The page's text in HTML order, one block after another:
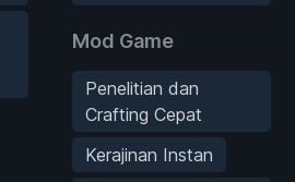
Mod Game
Penelitian dan
Crafting Cepat
Kerajinan Instan